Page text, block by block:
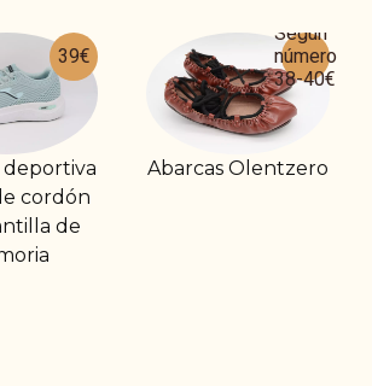
Según
número
38-40€
Olentzero
44€
Zapatilla deportiva